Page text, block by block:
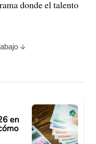
donde el talento
en